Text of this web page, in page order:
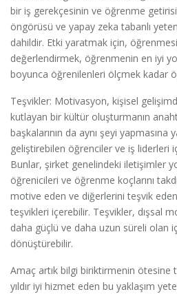
bir iş gerekçesinin ve öğrenme
öngörüsü ve yapay zeka tabanlı
dahildir. Etki yaratmak için,
değerlendirmek, öğrenmenin en iyi
boyunca öğrenilenleri ölçmek kadar
Teşvikler: Motivasyon, kişisel
kutlayan bir kültür oluşturmanın
başkalarının da aynı şeyi yapmasına
geliştirebilen öğrenciler ve iş liderleri
Bunlar, şirket genelindeki iletişimler
öğrenicileri ve öğrenme koçlarını
motive eden ve diğerlerini teşvik
teşvikleri içerebilir. Teşvikler, dışsal
daha güçlü ve daha uzun süreli olan
dönüştürebilir.
Amaç artık bilgi biriktirmenin ötesine
yıldır iyi hizmet eden bu yaklaşım